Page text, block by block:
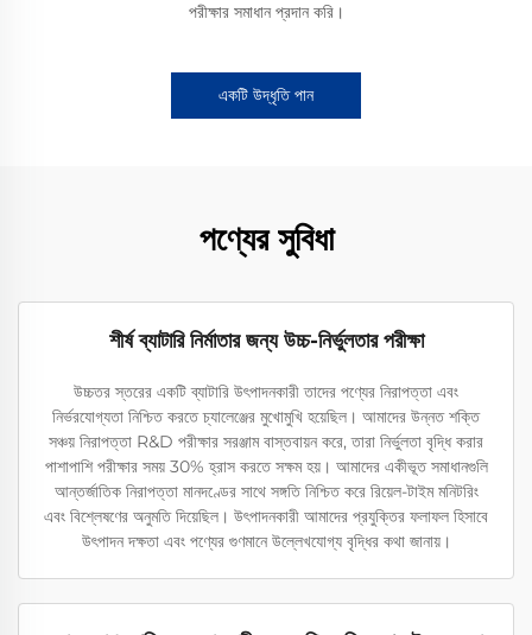
পরীক্ষার সমাধান প্রদান করি।
একটি উদ্ধৃতি পান
পণ্যের সুবিধা
শীর্ষ ব্যাটারি নির্মাতার জন্য উচ্চ-নির্ভুলতার পরীক্ষা
উচ্চতর স্তরের একটি ব্যাটারি উৎপাদনকারী তাদের পণ্যের নিরাপত্তা এবং
নির্ভরযোগ্যতা নিশ্চিত করতে চ্যালেঞ্জের মুখোমুখি হয়েছিল। আমাদের উন্নত শক্তি
সঞ্চয় নিরাপত্তা R&D পরীক্ষার সরঞ্জাম বাস্তবায়ন করে, তারা নির্ভুলতা বৃদ্ধি করার
পাশাপাশি পরীক্ষার সময় 30% হ্রাস করতে সক্ষম হয়। আমাদের একীভূত সমাধানগুলি
আন্তর্জাতিক নিরাপত্তা মানদণ্ডের সাথে সঙ্গতি নিশ্চিত করে রিয়েল-টাইম মনিটরিং
এবং বিশ্লেষণের অনুমতি দিয়েছিল। উৎপাদনকারী আমাদের প্রযুক্তির ফলাফল হিসাবে
উৎপাদন দক্ষতা এবং পণ্যের গুণমানে উল্লেখযোগ্য বৃদ্ধির কথা জানায়।